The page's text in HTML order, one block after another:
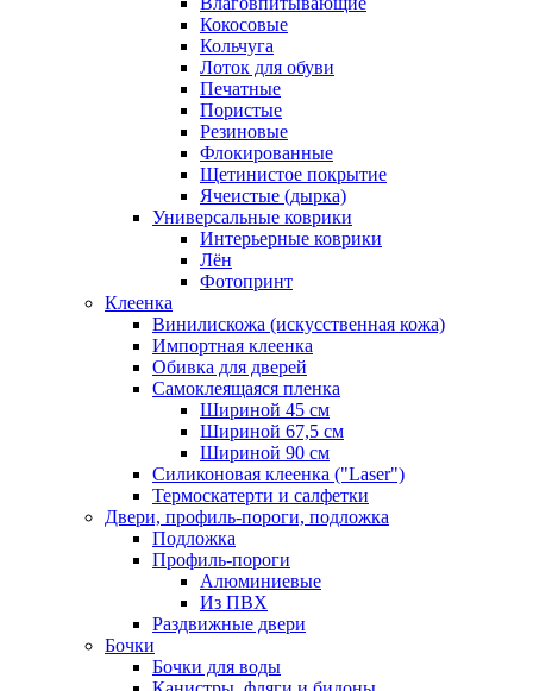
Кокосовые
Кольчуга
Лоток для обуви
Печатные
Пористые
Резиновые
Флокированные
Щетинистое покрытие
Ячеистые (дырка)
Универсальные коврики
Интерьерные коврики
Лён
Фотопринт
Клеенка
Винилискожа (искусственная кожа)
Импортная клеенка
Обивка для дверей
Самоклеящаяся пленка
Шириной 45 см
Шириной 67,5 см
Шириной 90 см
Силиконовая клеенка ("Laser")
Термоскатерти и салфетки
Двери, профиль-пороги, подложка
Подложка
Профиль-пороги
Алюминиевые
Из ПВХ
Раздвижные двери
Бочки
Бочки для воды